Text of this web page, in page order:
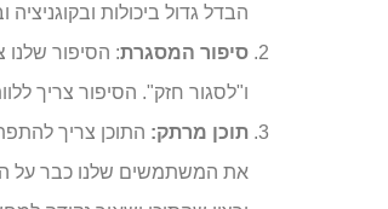
הבדל גדול ביכולות
סיפור המסגרת: הסיפור
ו"לסגור חזק". הסיפור צריך
תוכן מרתק: התוכן צריך
את המשתמשים שלנו כבר על